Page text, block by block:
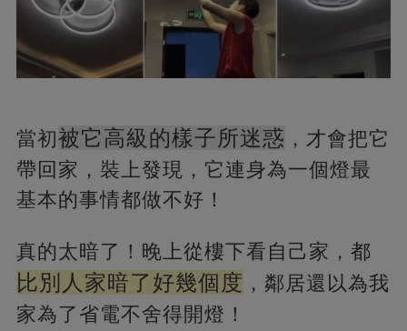
當初被它高級的樣子所迷惑 ，才會把它
帶回家，裝上發現，它連身為一個燈最
基本的事情都做不好！
真的太暗了！晚上從樓下看自己家，都
比別人家暗了好幾個度 ，鄰居還以為我
家為了省電不舍得開燈！